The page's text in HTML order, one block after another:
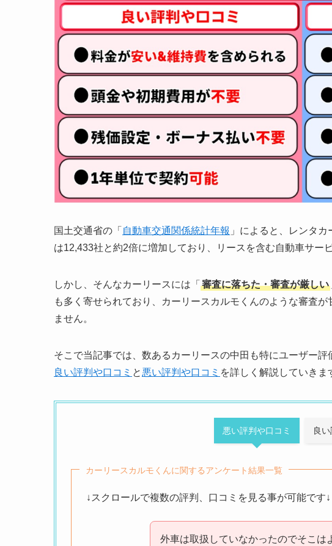
国土交通省の「 自動車交通関係統計年報 」によると、レンタ
は12,433社と約2倍に増加しており、リースを含む自動車サー
しかし、そんなカーリースには「 審査に落ちた・審査が厳しい
も多く寄せられており、カーリースカルモくんのような審査
ません。
そこで当記事では、数あるカーリースの中田も特にユーザー評
良い評判や口コミ と 悪い評判や口コミ を詳しく解説していきま
悪い評判や口コミ 良
カーリースカルモくんに関するアンケート結果一覧
↓スクロールで複数の評判、口コミを見る事が可能です↓
外車は取扱していなかったのでそこは